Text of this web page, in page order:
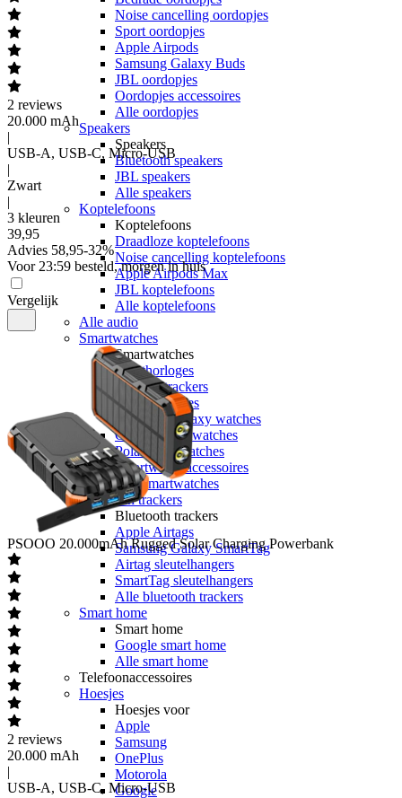
Noise cancelling oordopjes
Sport oordopjes
Apple Airpods
Samsung Galaxy Buds
JBL oordopjes
Oordopjes accessoires
Alle oordopjes
Speakers
Speakers
Bluetooth speakers
JBL speakers
Alle speakers
Koptelefoons
Koptelefoons
Draadloze koptelefoons
Noise cancelling koptelefoons
Apple Airpods Max
JBL koptelefoons
Alle koptelefoons
Alle audio
Smartwatches
Smartwatches
Sporthorloges
Activity trackers
Apple watches
Samsung Galaxy watches
Garmin smartwatches
Polar smartwatches
Smartwatch accessoires
Alle smartwatches
Bluetooth trackers
Bluetooth trackers
Apple Airtags
Samsung Galaxy SmartTag
Airtag sleutelhangers
SmartTag sleutelhangers
Alle bluetooth trackers
Smart home
Smart home
Google smart home
Alle smart home
Telefoonaccessoires
Hoesjes
Hoesjes voor
Apple
Samsung
OnePlus
Motorola
Google
2 reviews
20.000 mAh
|
USB-A, USB-C, Micro-USB
|
Zwart
|
3 kleuren
39,95
Advies 58,95-32%
Voor 23:59 besteld, morgen in huis
Vergelijk
PSOOO 20.000mAh Rugged Solar Charging Powerbank
2 reviews
20.000 mAh
|
USB-A, USB-C, Micro-USB